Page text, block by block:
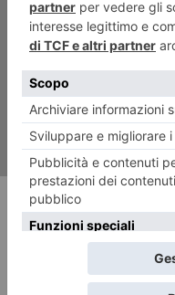
Celeste